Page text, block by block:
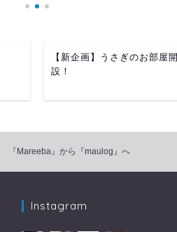
【新企画】うさぎのお部屋開
設！
『Mareeba』から『maulog』へ
Instagram